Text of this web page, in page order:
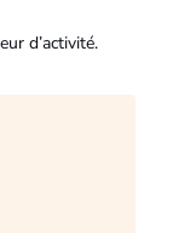
d’activité.